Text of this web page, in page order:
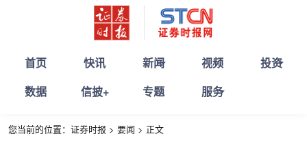
首页 快讯 新闻 视频
投资
数据
信披+ 专题 服务
您当前的位置： 证券时报 > 要闻 > 正文